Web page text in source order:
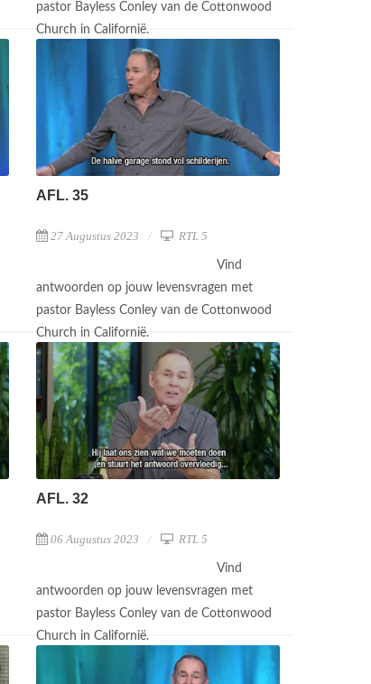
pastor Bayless Conley van de Cottonwood
Church in Californië.
AFL. 35
27 Augustus 2023 RTL 5
Vind
antwoorden op jouw levensvragen met
pastor Bayless Conley van de Cottonwood
Church in Californië.
AFL. 32
06 Augustus 2023 RTL 5
Vind
antwoorden op jouw levensvragen met
pastor Bayless Conley van de Cottonwood
Church in Californië.